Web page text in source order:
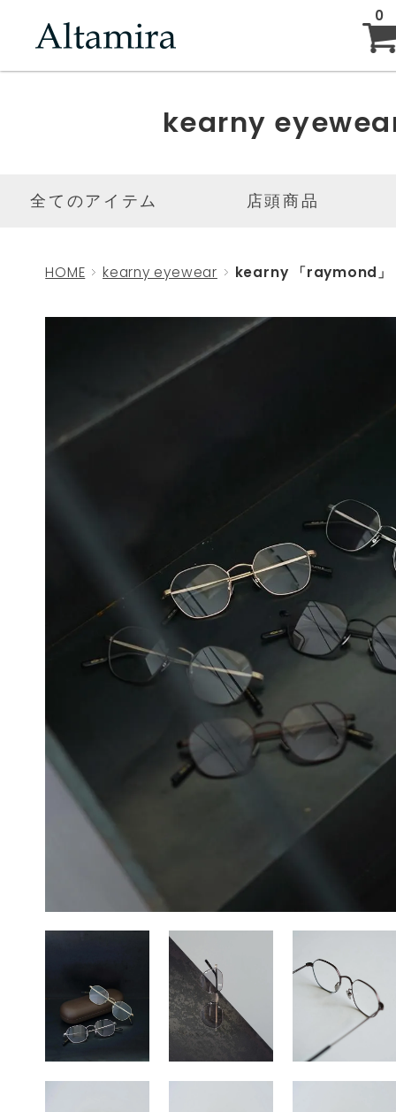
0
BLOG
kearny
全てのアイテム 店頭商品
HOME kearny eyewear kearny 「raymond」